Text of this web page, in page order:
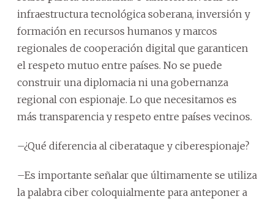
infraestructura tecnológica soberana, inversión y
formación en recursos humanos y marcos
regionales de cooperación digital que garanticen
el respeto mutuo entre países. No se puede
construir una diplomacia ni una gobernanza
regional con espionaje. Lo que necesitamos es
más transparencia y respeto entre países vecinos.
–¿Qué diferencia al ciberataque y ciberespionaje?
–Es importante señalar que últimamente se utiliza
la palabra ciber coloquialmente para anteponer a